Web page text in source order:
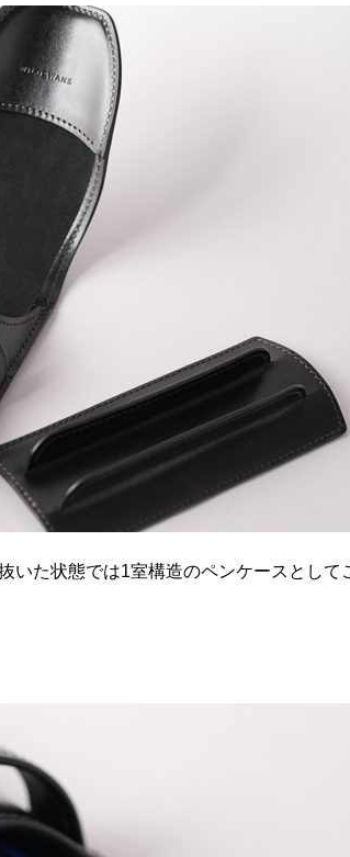
いた状態では1室構造のペンケースとして